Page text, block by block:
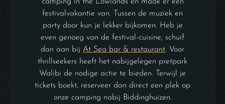
festivalvakantie van. Tussen de muziek en
party door kun je lekker bijkomen. Heb je
even genoeg van de festival-cuisine, schuif
dan aan bij At Sea bar & restaurant. Voor
thrillseekers heeft het nabijgelegen pretpark
Walibi de nodige actie te bieden. Terwijl je
tickets boekt, reserveer dan direct een plek op
onze camping nabij Biddinghuizen.